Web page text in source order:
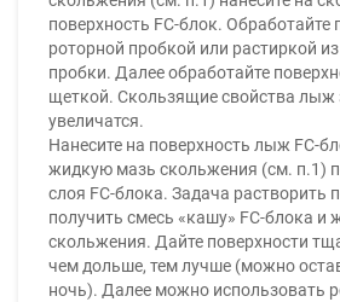
поверхность FC-блок. Обработайте
роторной пробкой или растиркой
пробки. Далее обработайте
щеткой. Скользящие свойства лыж
увеличатся.
Нанесите на поверхность лыж FC-
жидкую мазь скольжения (см. п.1)
слоя FC-блока. Задача растворить
получить смесь «кашу» FC-блока и
скольжения. Дайте поверхности
чем дольше, тем лучше (можно
ночь). Далее можно использовать